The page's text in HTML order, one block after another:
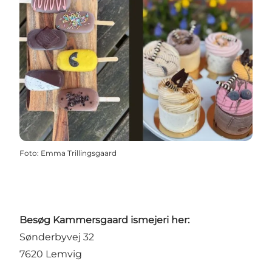
Foto: Emma Trillingsgaard
Besøg Kammersgaard ismejeri her:
Sønderbyvej 32
7620 Lemvig